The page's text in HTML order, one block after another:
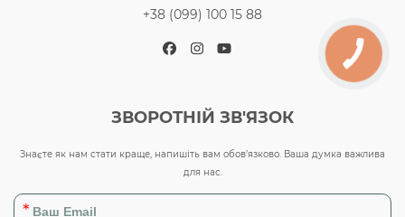
+38 (099) 100 15 88
Facebook
Instagram
YouTube
ЗВОРОТНІЙ ЗВ'ЯЗОК
Знаєте як нам стати краще, напишіть вам обов’язково. Ваша думка важлива
для нас.